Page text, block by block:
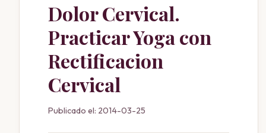
Dolor Cervical.
Practicar Yoga con
Rectificacion
Cervical
Publicado el: 2014-03-25